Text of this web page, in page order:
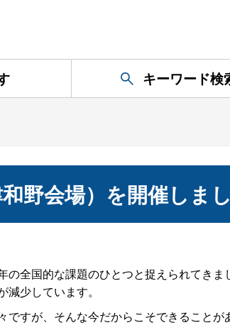
キーワード検
野会場）を開催しま
全国的な課題のひとつと捉えられてき
少しています。
すが、そんな今だからこそできることが